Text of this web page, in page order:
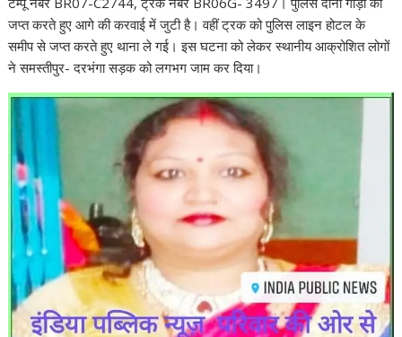
जप्त करते हुए आगे की करवाई में जुटी है। वहीं ट्रक को पुलिस लाइन होटल के
समीप से जप्त करते हुए थाना ले गई। इस घटना को लेकर स्थानीय आक्रोशित लोगों
ने समस्तीपुर- दरभंगा सड़क को लगभग जाम कर दिया।